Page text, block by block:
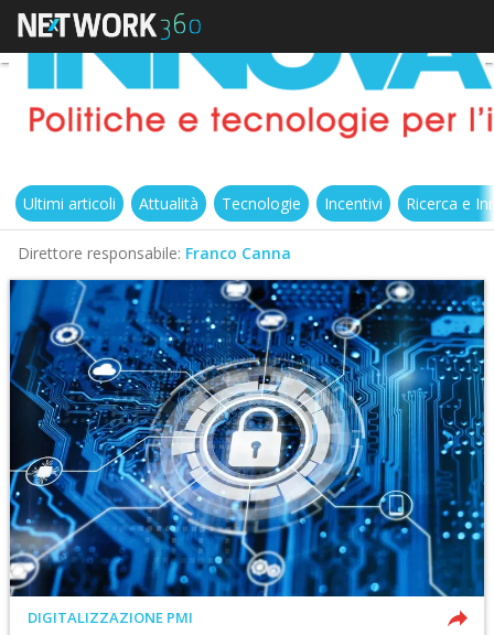
Ultimi articoli Attualità Tecnologie Incentivi Ricerca e
Direttore responsabile: Franco Canna
DIGITALIZZAZIONE PMI